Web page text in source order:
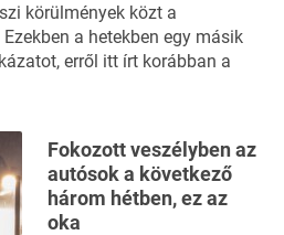
körülmények közt a
a hetekben egy másik
erről itt írt korábban a
Fokozott veszélyben az
autósok a következő
három hétben, ez az
oka